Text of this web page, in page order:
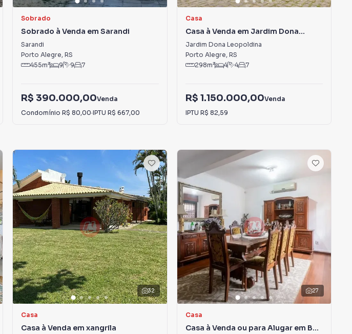
Sobrado
Sobrado à Venda em Sarandi
Sarandi
Porto Alegre, RS
455m² 9 9 7
R$ 390.000,00Venda
Condomínio R$ 80,00·IPTU R$ 667,00
Casa
Casa à Venda em Jardim Dona
Leopoldina
Jardim Dona Leopoldina
Porto Alegre, RS
298m² 4 4 7
R$ 1.150.000,00Venda
IPTU R$ 82,59
32
Casa
Casa à Venda em xangrila
27
Casa
Casa à Venda ou para Alugar em Boa